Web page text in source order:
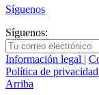
Síguenos
Síguenos:
Información legal |
Política de privacidad
Arriba